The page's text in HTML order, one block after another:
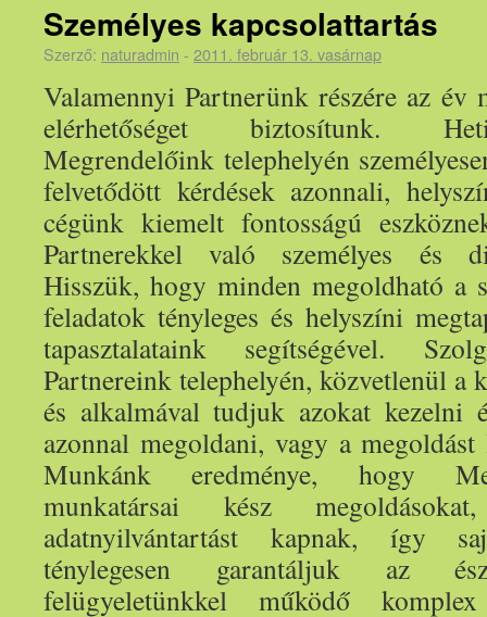
Személyes kapcsolattartás
Szerző: naturadmin - 2011. február 13. vasárnap
Valamennyi Partnerünk részére az év
elérhetőséget biztosítunk.
Megrendelőink telephelyén
felvetődött kérdések azonnali,
cégünk kiemelt fontosságú
Partnerekkel való személyes és
Hisszük, hogy minden megoldható a
feladatok tényleges és helyszíni
tapasztalataink segítségével.
Partnereink telephelyén, közvetlenül a
és alkalmával tudjuk azokat kezelni
azonnal megoldani, vagy a
Munkánk eredménye, hogy
munkatársai kész
adatnyilvántartást kapnak, így
ténylegesen garantáljuk az
felügyeletünkkel működő komplex